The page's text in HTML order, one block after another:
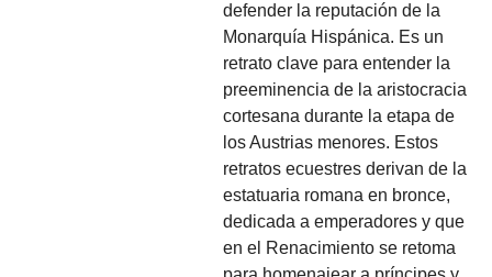
defender la reputación de la
Monarquía Hispánica. Es un
retrato clave para entender la
preeminencia de la aristocracia
cortesana durante la etapa de
los Austrias menores. Estos
retratos ecuestres derivan de la
estatuaria romana en bronce,
dedicada a emperadores y que
en el Renacimiento se retoma